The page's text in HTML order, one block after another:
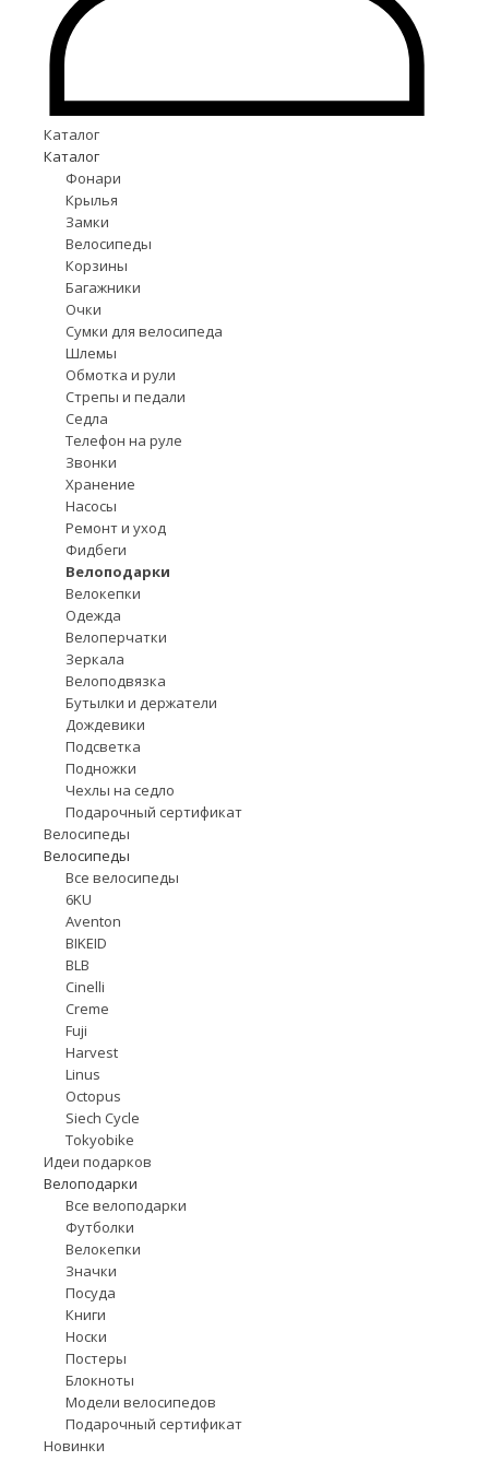
Каталог
Каталог
Фонари
Крылья
Замки
Велосипеды
Корзины
Багажники
Очки
Сумки для велосипеда
Шлемы
Обмотка и рули
Стрепы и педали
Седла
Телефон на руле
Звонки
Хранение
Насосы
Ремонт и уход
Фидбеги
Велоподарки
Велокепки
Одежда
Велоперчатки
Зеркала
Велоподвязка
Бутылки и держатели
Дождевики
Подсветка
Подножки
Чехлы на седло
Подарочный сертификат
Велосипеды
Велосипеды
Все велосипеды
6KU
Aventon
BIKEID
BLB
Cinelli
Creme
Fuji
Harvest
Linus
Octopus
Siech Cycle
Tokyobike
Идеи подарков
Велоподарки
Все велоподарки
Футболки
Велокепки
Значки
Посуда
Книги
Носки
Постеры
Блокноты
Модели велосипедов
Подарочный сертификат
Новинки